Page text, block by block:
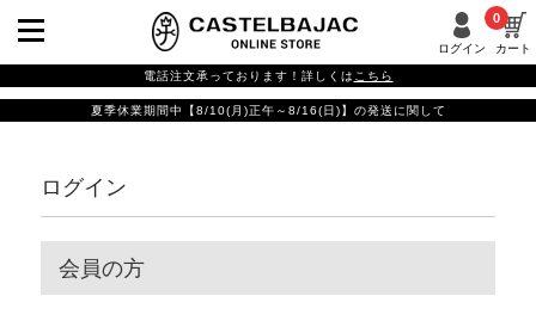
ログイン カート
0
電話注文承っております！詳しくは こちら
夏季休業期間中【8/10(月)正午～8/16(日)】の発送に関して
ログイン
会員の方